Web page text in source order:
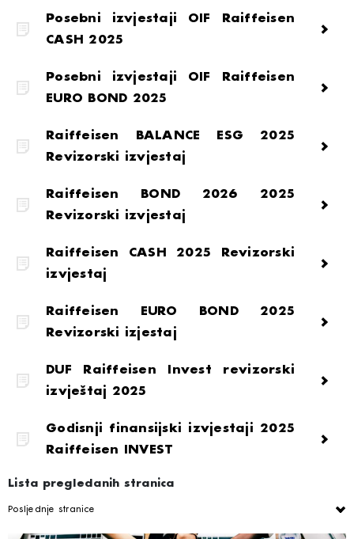
Posebni izvjestaji OIF Raiffeisen
CASH 2025
Posebni izvjestaji OIF Raiffeisen
EURO BOND 2025
Raiffeisen BALANCE ESG 2025
Revizorski izvjestaj
Raiffeisen BOND 2026 2025
Revizorski izvjestaj
Raiffeisen CASH 2025 Revizorski
izvjestaj
Raiffeisen EURO BOND 2025
Revizorski izjestaj
DUF Raiffeisen Invest revizorski
izvještaj 2025
Godisnji finansijski izvjestaji 2025
Raiffeisen INVEST
Lista pregledanih stranica
Posljednje stranice